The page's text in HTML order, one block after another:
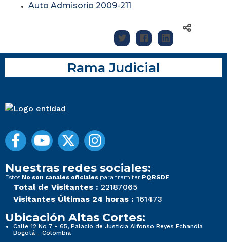
Auto Admisorio 2009-211
Rama Judicial
Nuestras redes sociales:
Estos No son canales oficiales para tramitar PQRSDF
Total de Visitantes : 22187065
Visitantes Últimas 24 horas : 161473
Ubicación Altas Cortes:
Calle 12 No 7 - 65, Palacio de Justicia Alfonso Reyes Echandía
Bogotá - Colombia